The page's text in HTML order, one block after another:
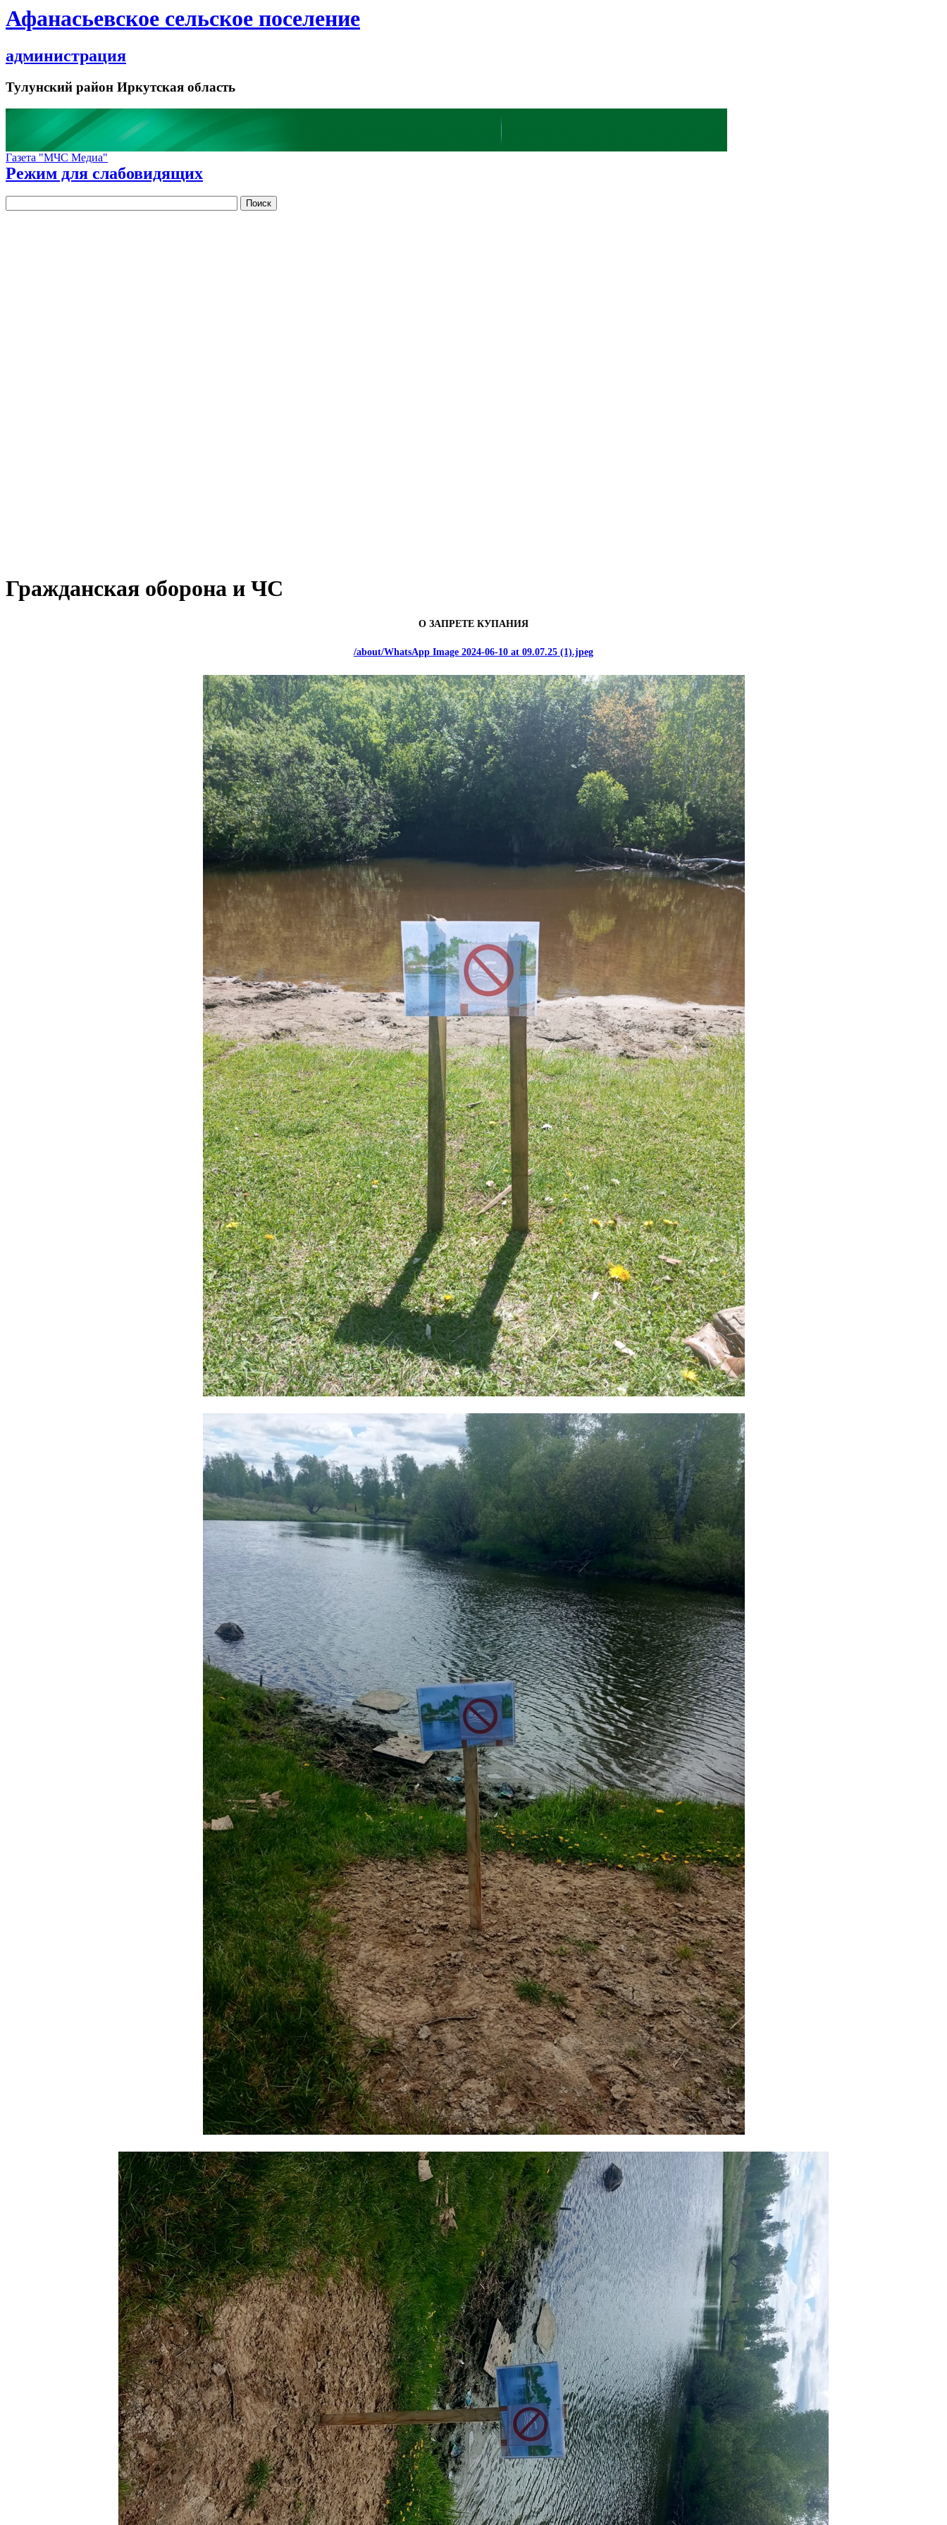
Афанасьевское сельское поселение
администрация
Тулунский район Иркутская область
Газета "МЧС Медиа"
Режим для слабовидящих
Гражданская оборона и ЧС
О ЗАПРЕТЕ КУПАНИЯ
/about/WhatsApp Image 2024-06-10 at 09.07.25 (1).jpeg